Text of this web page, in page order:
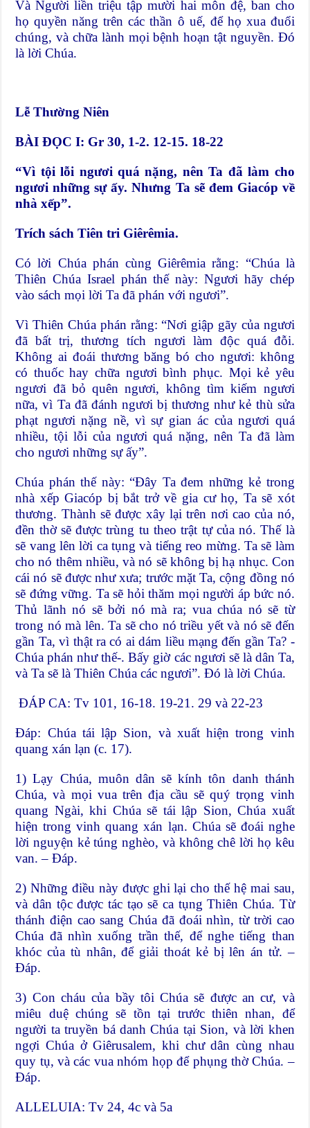
Và Người liền triệu tập mười hai môn đệ, ban cho
họ quyền năng trên các thần ô uế, để họ xua đuổi
chúng, và chữa lành mọi bệnh hoạn tật nguyền. Đó
là lời Chúa.
Lễ Thường Niên
BÀI ĐỌC I: Gr 30, 1-2. 12-15. 18-22
“Vì tội lỗi ngươi quá nặng, nên Ta đã làm cho
ngươi những sự ấy. Nhưng Ta sẽ đem Giacóp về
nhà xếp”.
Trích sách Tiên tri Giêrêmia.
Có lời Chúa phán cùng Giêrêmia rằng: “Chúa là
Thiên Chúa Israel phán thế này: Ngươi hãy chép
vào sách mọi lời Ta đã phán với ngươi”.
Vì Thiên Chúa phán rằng: “Nơi giập gãy của ngươi
đã bất trị, thương tích ngươi làm độc quá đỗi.
Không ai đoái thương băng bó cho ngươi: không
có thuốc hay chữa ngươi bình phục. Mọi kẻ yêu
ngươi đã bỏ quên ngươi, không tìm kiếm ngươi
nữa, vì Ta đã đánh ngươi bị thương như kẻ thù sửa
phạt ngươi nặng nề, vì sự gian ác của ngươi quá
nhiều, tội lỗi của ngươi quá nặng, nên Ta đã làm
cho ngươi những sự ấy”.
Chúa phán thế này: “Đây Ta đem những kẻ trong
nhà xếp Giacóp bị bắt trở về gia cư họ, Ta sẽ xót
thương. Thành sẽ được xây lại trên nơi cao của nó,
đền thờ sẽ được trùng tu theo trật tự của nó. Thế là
sẽ vang lên lời ca tụng và tiếng reo mừng. Ta sẽ làm
cho nó thêm nhiều, và nó sẽ không bị hạ nhục. Con
cái nó sẽ được như xưa; trước mặt Ta, cộng đồng nó
sẽ đứng vững. Ta sẽ hỏi thăm mọi người áp bức nó.
Thủ lãnh nó sẽ bởi nó mà ra; vua chúa nó sẽ từ
trong nó mà lên. Ta sẽ cho nó triều yết và nó sẽ đến
gần Ta, vì thật ra có ai dám liều mạng đến gần Ta? -
Chúa phán như thế-. Bấy giờ các ngươi sẽ là dân Ta,
và Ta sẽ là Thiên Chúa các ngươi”. Đó là lời Chúa.
ĐÁP CA: Tv 101, 16-18. 19-21. 29 và 22-23
Đáp: Chúa tái lập Sion, và xuất hiện trong vinh
quang xán lạn (c. 17).
1) Lạy Chúa, muôn dân sẽ kính tôn danh thánh
Chúa, và mọi vua trên địa cầu sẽ quý trọng vinh
quang Ngài, khi Chúa sẽ tái lập Sion, Chúa xuất
hiện trong vinh quang xán lạn. Chúa sẽ đoái nghe
lời nguyện kẻ túng nghèo, và không chê lời họ kêu
van. – Đáp.
2) Những điều này được ghi lại cho thế hệ mai sau,
và dân tộc được tác tạo sẽ ca tụng Thiên Chúa. Từ
thánh điện cao sang Chúa đã đoái nhìn, từ trời cao
Chúa đã nhìn xuống trần thế, để nghe tiếng than
khóc của tù nhân, để giải thoát kẻ bị lên án tử. –
Đáp.
3) Con cháu của bầy tôi Chúa sẽ được an cư, và
miêu duệ chúng sẽ tồn tại trước thiên nhan, để
người ta truyền bá danh Chúa tại Sion, và lời khen
ngợi Chúa ở Giêrusalem, khi chư dân cùng nhau
quy tụ, và các vua nhóm họp để phụng thờ Chúa. –
Đáp.
ALLELUIA: Tv 24, 4c và 5a